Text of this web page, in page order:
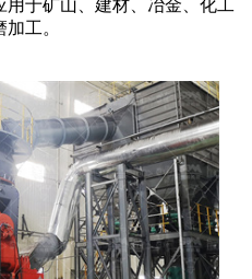
于矿山、建材、冶金、化工
工。